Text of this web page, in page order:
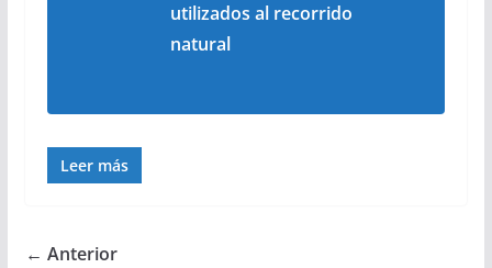
utilizados al recorrido
natural
Leer más
← Anterior